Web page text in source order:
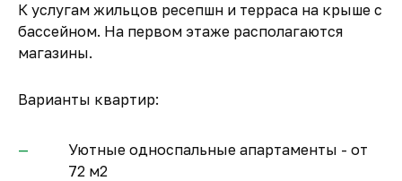
К услугам жильцов ресепшн и терраса на крыше с
бассейном. На первом этаже располагаются
магазины.
Варианты квартир:
Уютные односпальные апартаменты - от
72 м2